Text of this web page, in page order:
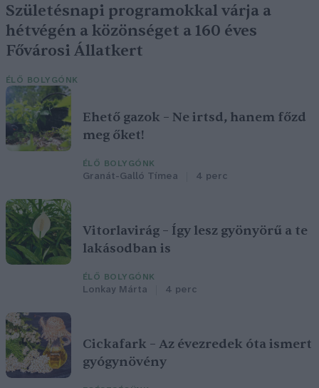
Születésnapi programokkal várja a
hétvégén a közönséget a 160 éves
Fővárosi Állatkert
ÉLŐ BOLYGÓNK
Ehető gazok – Ne irtsd, hanem főzd
meg őket!
ÉLŐ BOLYGÓNK
Granát-Galló Tímea 4 perc
Vitorlavirág – Így lesz gyönyörű a te
lakásodban is
ÉLŐ BOLYGÓNK
Lonkay Márta 4 perc
Cickafark – Az évezredek óta ismert
gyógynövény